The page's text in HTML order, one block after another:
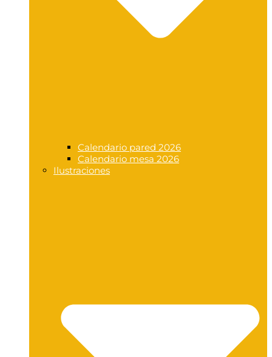
Calendario pared 2026
Calendario mesa 2026
Ilustraciones